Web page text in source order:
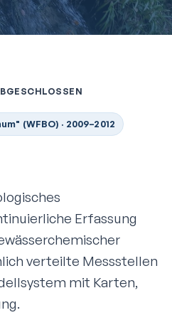
(WFBO) · 2009–2012
Erfassung
verteilte Messstellen
mit Karten,